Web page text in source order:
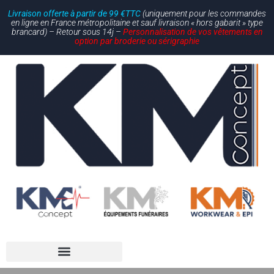
Livraison offerte à partir de 99 €TTC(uniquement pour les commandes
en ligne en France métropolitaine et sauf livraison « hors gabarit » type
brancard) – Retour sous 14j – Personnalisation de vos vêtements en
option par broderie ou sérigraphie